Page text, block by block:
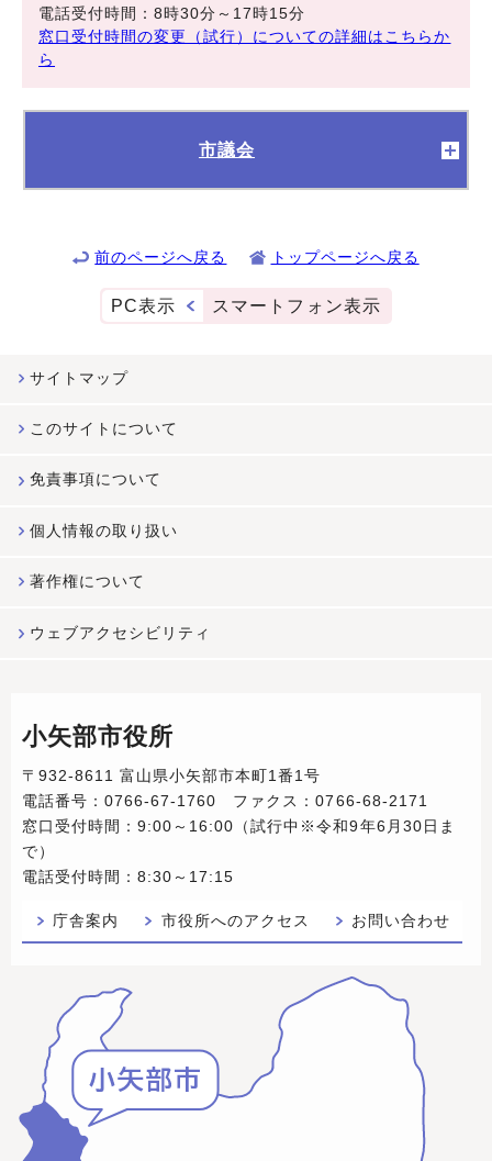
電話受付時間：8時30分～17時15分
窓口受付時間の変更（試行）についての詳細はこちらか
ら
市議会
前のページへ戻る トップページへ戻る
PC表示 スマートフォン表示
サイトマップ
このサイトについて
免責事項について
個人情報の取り扱い
著作権について
ウェブアクセシビリティ
小矢部市役所
〒932-8611 富山県小矢部市本町1番1号
電話番号：0766-67-1760 ファクス：0766-68-2171
窓口受付時間：9:00～16:00（試行中※令和9年6月30日ま
で）
電話受付時間：8:30～17:15
庁舎案内 市役所へのアクセス お問い合わせ